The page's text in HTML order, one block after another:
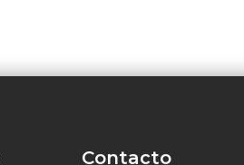
Contacto